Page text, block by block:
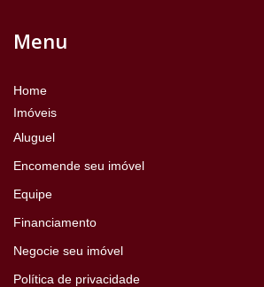
Menu
Home
Imóveis
Aluguel
Encomende seu imóvel
Equipe
Financiamento
Negocie seu imóvel
Política de privacidade